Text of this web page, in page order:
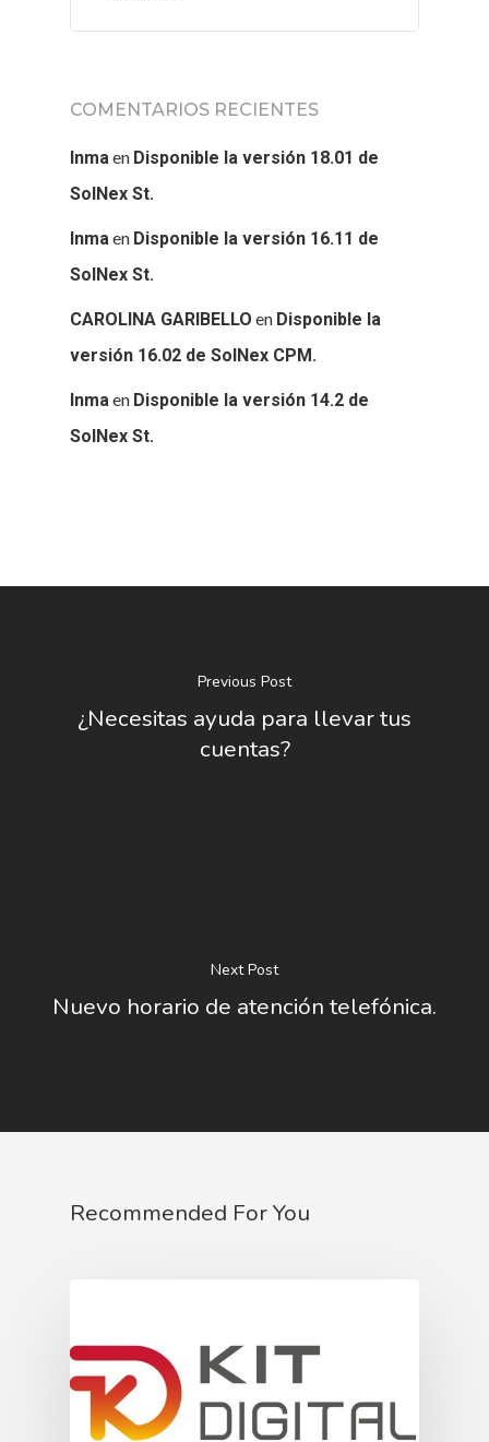
COMENTARIOS RECIENTES
Inmaen Disponible la versión 18.01 de
SolNex St.
Inmaen Disponible la versión 16.11 de
SolNex St.
CAROLINA GARIBELLO en Disponible la
versión 16.02 de SolNex CPM.
Inmaen Disponible la versión 14.2 de
SolNex St.
Previous Post
¿Necesitas ayuda para llevar tus
cuentas?
Next Post
Nuevo horario de atención telefónica.
Recommended For You